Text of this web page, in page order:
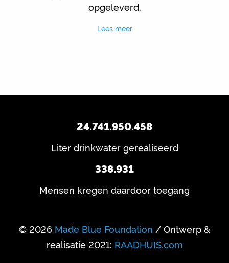
opgeleverd.
Lees meer
24.741.950.458
Liter drinkwater gerealiseerd
338.931
Mensen kregen daardoor toegang
© 2026 Made Blue Foundation / Ontwerp &
realisatie 2021: RAADHUIS.com